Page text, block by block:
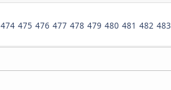
474 475 476 477 478 479 480 481 482 483